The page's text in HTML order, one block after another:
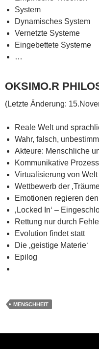
System
Dynamisches System
Vernetzte Systeme
Eingebettete Systeme
…
OKSIMO.R
(Letzte Änderung:
Reale Welt und
Wahr, falsch,
Akteure: Menschliche
Kommunikative
Virtualisierung von Welt
Wettbewerb der
Emotionen regieren
‚Locked In‘ –
Rettung nur durch
Evolution findet statt
Die ‚geistige Materie‘
Epilog
MENSCHHEIT